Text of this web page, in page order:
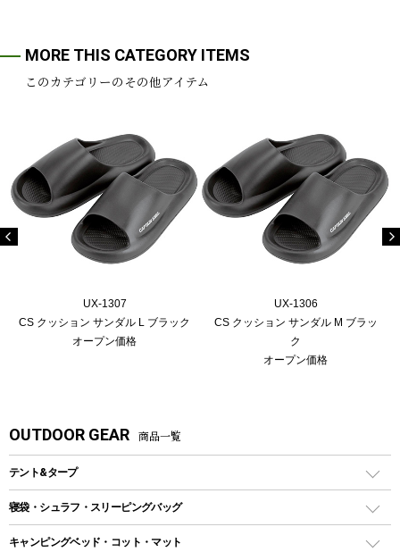
MORE THIS CATEGORY ITEMS
このカテゴリーのその他アイテム
UX-1307
CS クッション サンダル L ブラック
オープン価格
UX-1306
CS クッション サンダル M ブラッ
ク
オープン価格
OUTDOOR GEAR 商品一覧
テント&タープ
テント
寝袋・シュラフ・スリーピングバッグ
レクタングラー型（封筒型）シュラフ
キャンピングベッド・コット・マット